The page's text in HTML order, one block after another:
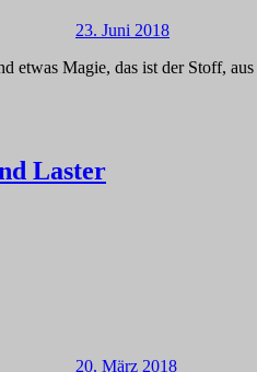
23. Juni 2018
etwas Magie, das ist der Stoff,
Laster
20. März 2018